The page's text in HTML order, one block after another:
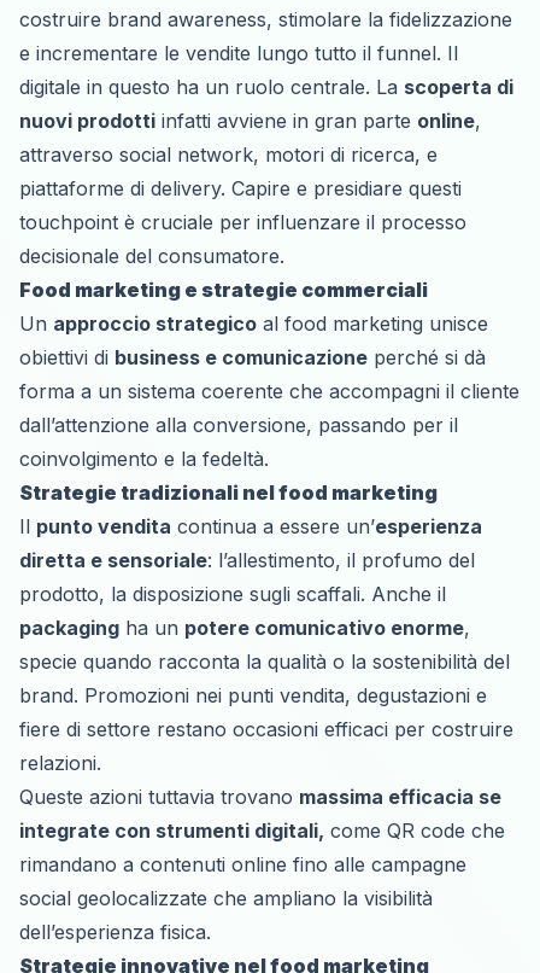
costruire brand awareness, stimolare la fidelizzazione
e incrementare le vendite lungo tutto il funnel. Il
digitale in questo ha un ruolo centrale. La scoperta di
nuovi prodotti infatti avviene in gran parte online,
attraverso social network, motori di ricerca, e
piattaforme di delivery. Capire e presidiare questi
touchpoint è cruciale per influenzare il processo
decisionale del consumatore.
Food marketing e strategie commerciali
Un approccio strategico al food marketing unisce
obiettivi di business e comunicazione perché si dà
forma a un sistema coerente che accompagni il cliente
dall’attenzione alla conversione, passando per il
coinvolgimento e la fedeltà.
Strategie tradizionali nel food marketing
Il punto vendita continua a essere un’esperienza
diretta e sensoriale: l’allestimento, il profumo del
prodotto, la disposizione sugli scaffali. Anche il
packaging ha un potere comunicativo enorme,
specie quando racconta la qualità o la sostenibilità del
brand. Promozioni nei punti vendita, degustazioni e
fiere di settore restano occasioni efficaci per costruire
relazioni.
Queste azioni tuttavia trovano massima efficacia se
integrate con strumenti digitali, come QR code che
rimandano a contenuti online fino alle campagne
social geolocalizzate che ampliano la visibilità
dell’esperienza fisica.
Strategie innovative nel food marketing